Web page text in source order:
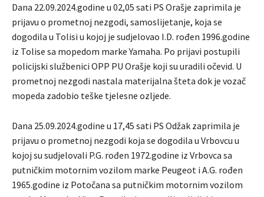
Dana 22.09.2024.godine u 02,05 sati PS Orašje zaprimila je
prijavu o prometnoj nezgodi, samoslijetanje, koja se
dogodila u Tolisi u kojoj je sudjelovao I.D. rođen 1996.godine
iz Tolise sa mopedom marke Yamaha. Po prijavi postupili
policijski službenici OPP PU Orašje koji su uradili očevid. U
prometnoj nezgodi nastala materijalna šteta dok je vozač
mopeda zadobio teške tjelesne ozljede.
Dana 25.09.2024.godine u 17,45 sati PS Odžak zaprimila je
prijavu o prometnoj nezgodi koja se dogodila u Vrbovcu u
kojoj su sudjelovali P.G. rođen 1972.godine iz Vrbovca sa
putničkim motornim vozilom marke Peugeot i A.G. rođen
1965.godine iz Potočana sa putničkim motornim vozilom